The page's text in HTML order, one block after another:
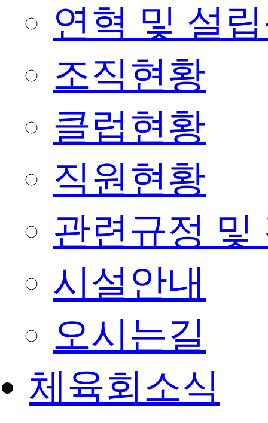
연혁 및 설
조직현황
클럽현황
직원현황
관련규정 및
시설안내
오시는길
체육회소식